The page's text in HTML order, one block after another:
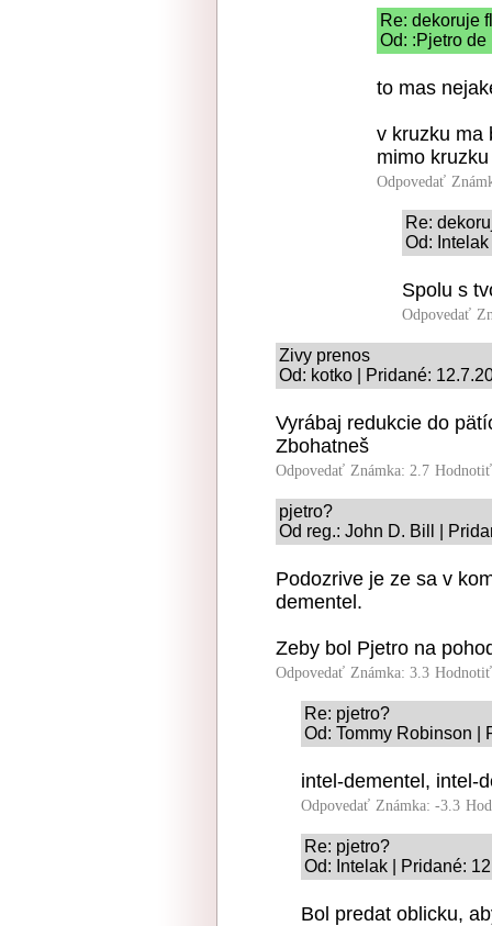
Re: dekoruje
Od: :Pjetro
to mas
v kruzku ma
mimo
Odpovedať
Re:
Od:
Spolu s
Odpovedať
Zivy prenos
Od: kotko | Pridané:
Vyrábaj redukcie do
Zbohatneš
Odpovedať Známka: 2.7
pjetro?
Od reg.: John D. Bill |
Podozrive je ze sa v
dementel.
Zeby bol Pjetro na
Odpovedať Známka: 3.3
Re: pjetro?
Od: Tommy Robinson |
intel-dementel, intel-
Odpovedať Známka: -3.3
Re: pjetro?
Od: Intelak | Pridané:
Bol predat oblicku,